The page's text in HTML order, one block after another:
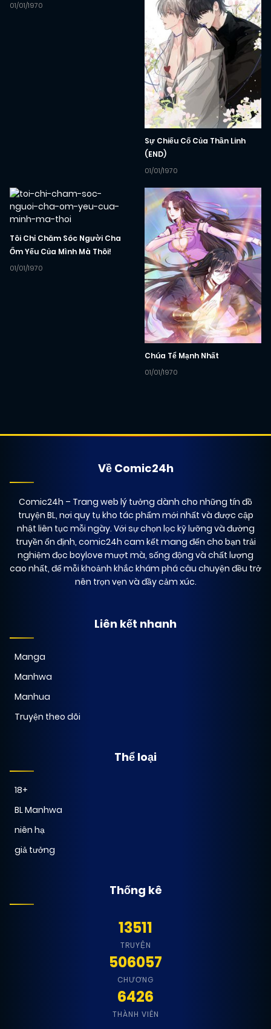
01/01/1970
Sự Chiếu Cố Của Thần Linh
(END)
01/01/1970
Tôi Chỉ Chăm Sóc Người Cha
Ốm Yếu Của Mình Mà Thôi!
01/01/1970
Chúa Tể Mạnh Nhất
01/01/1970
Về Comic24h
Comic24h – Trang web lý tưởng dành cho những tín đồ
truyện BL, nơi quy tụ kho tác phẩm mới nhất và được cập
nhật liên tục mỗi ngày. Với sự chọn lọc kỹ lưỡng và đường
truyền ổn định, comic24h cam kết mang đến cho bạn trải
nghiệm đọc boylove mượt mà, sống động và chất lượng
cao nhất, để mỗi khoảnh khắc khám phá câu chuyện đều trở
nên trọn vẹn và đầy cảm xúc.
Liên kết nhanh
Manga
Manhwa
Manhua
Truyện theo dõi
Thể loại
18+
BL Manhwa
niên hạ
giả tưởng
Thống kê
13511
TRUYỆN
506057
CHƯƠNG
6426
THÀNH VIÊN